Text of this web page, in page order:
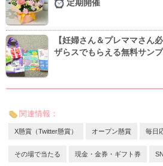
定期開催
【妊婦さん＆プレママさん
ザらスでもらえる無料サン
関連情報：
X懸賞（Twitter懸賞） オープン懸賞 毎日
その場で当たる 現金・金券・ギフト券